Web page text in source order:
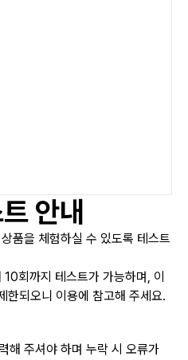
안내
품을 체험하실 수 있도록 테스트
회까지 테스트가 가능하며, 이
한되오니 이용에 참고해 주세요.
해 주셔야 하며 누락 시 오류가